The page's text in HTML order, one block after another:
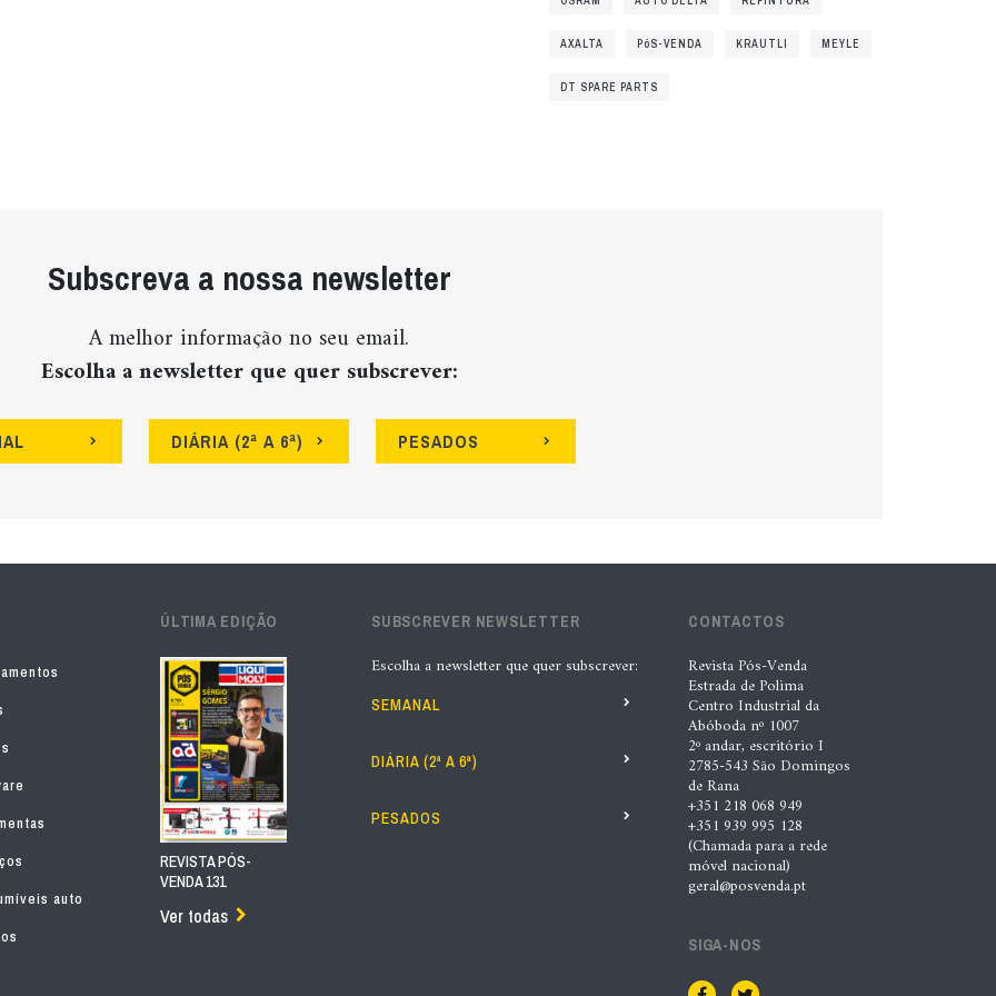
AXALTA PóS-VENDA KRAUTLI MEYLE
DT SPARE PARTS
Subscreva a nossa newsletter
A melhor informação no seu email.
Escolha a newsletter que quer subscrever:
DIÁRIA (2ª A 6ª) PESADOS
auto
ÚLTIMA EDIÇÃO
REVISTA PÓS-
VENDA 131
Ver todas
SUBSCREVER NEWSLETTER
Escolha a newsletter que quer subscrever:
SEMANAL
DIÁRIA (2ª A 6ª)
PESADOS
CONTACTOS
Revista Pós-Venda
Estrada de Polima
Centro Industrial da
Abóboda nº 1007
2º andar, escritório I
2785-543 São Domingos
de Rana
+351 218 068 949
+351 939 995 128
(Chamada para a rede
móvel nacional)
geral@posvenda.pt
SIGA-NOS